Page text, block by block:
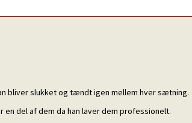
bliver slukket og tændt igen mellem hver sætning.
en del af dem da han laver dem professionelt.